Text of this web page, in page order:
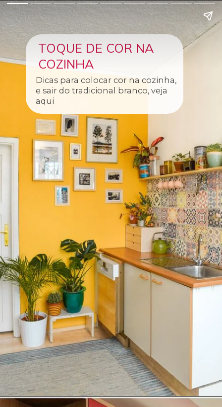
TOQUE DE COR NA
COZINHA
Dicas para colocar cor na cozinha,
e sair do tradicional branco, veja
aqui